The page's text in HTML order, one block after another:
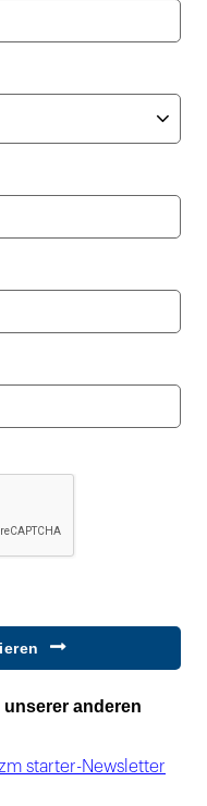
anderen
starter-Newsletter